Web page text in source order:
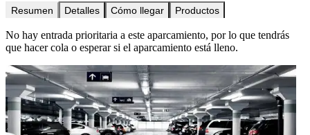
Resumen Detalles Cómo llegar Productos
No hay entrada prioritaria a este aparcamiento, por lo que tendrás
que hacer cola o esperar si el aparcamiento está lleno.